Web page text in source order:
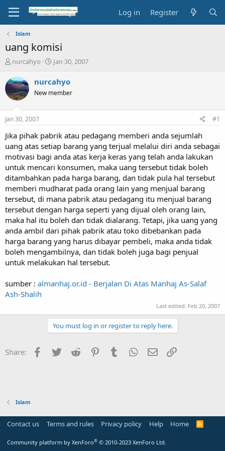
Log in Register
Islam
uang komisi
T
r
e
a
t
a
t
e
r
nurcahyo
S
a
t
e
Jan 30, 2007
nurcahyo
New member
Jan 30, 2007 #1
Jika pihak pabrik atau pedagang memberi anda sejumlah
uang atas setiap barang yang terjual melalui diri anda sebagai
motivasi bagi anda atas kerja keras yang telah anda lakukan
untuk mencari konsumen, maka uang tersebut tidak boleh
ditambahkan pada harga barang, dan tidak pula hal tersebut
memberi mudharat pada orang lain yang menjual barang
tersebut, di mana pabrik atau pedagang itu menjual barang
tersebut dengan harga seperti yang dijual oleh orang lain,
maka hal itu boleh dan tidak dialarang. Tetapi, jika uang yang
anda ambil dari pihak pabrik atau toko dibebankan pada
harga barang yang harus dibayar pembeli, maka anda tidak
boleh mengambilnya, dan tidak boleh juga bagi penjual
untuk melakukan hal tersebut.
sumber : almanhaj.or.id - Berjalan Di Atas Manhaj As-Salaf
Ash-Shalih
Last edited: Feb 20, 2007
You must log in or register to reply here.
Share: Facebook
Twitter Reddit PinterestTumblr WhatsApp
Email
Islam
Contact us Terms and rules Privacy policy Help Home
R
Community platform by XenForo® © 2010-2023 XenForo Ltd.